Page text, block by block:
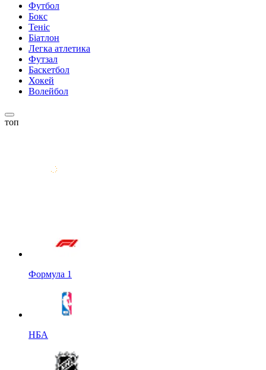
Футбол
Бокс
Теніс
Біатлон
Легка атлетика
Футзал
Баскетбол
Хокей
Волейбол
топ
Формула 1
НБА